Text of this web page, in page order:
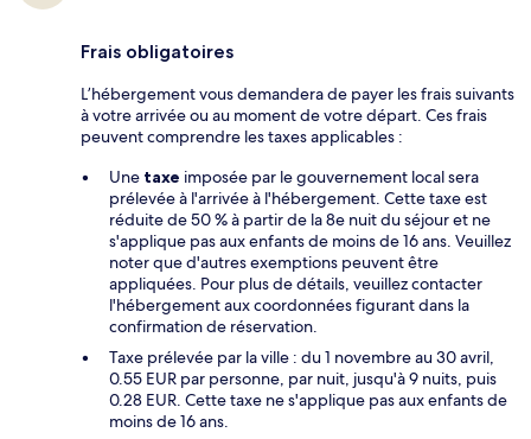
Frais obligatoires
L’hébergement vous demandera de payer les frais suivants
à votre arrivée ou au moment de votre départ. Ces frais
peuvent comprendre les taxes applicables :
Une taxe imposée par le gouvernement local sera
prélevée à l'arrivée à l'hébergement. Cette taxe est
réduite de 50 % à partir de la 8e nuit du séjour et ne
s'applique pas aux enfants de moins de 16 ans. Veuillez
noter que d'autres exemptions peuvent être
appliquées. Pour plus de détails, veuillez contacter
l'hébergement aux coordonnées figurant dans la
confirmation de réservation.
Taxe prélevée par la ville : du 1 novembre au 30 avril,
0.55 EUR par personne, par nuit, jusqu'à 9 nuits, puis
0.28 EUR. Cette taxe ne s'applique pas aux enfants de
moins de 16 ans.